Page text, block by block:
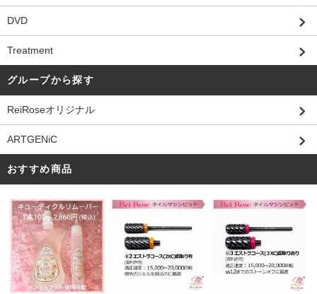
DVD
Treatment
グループから探す
ReiRoseオリジナル
ARTGENiC
おすすめ商品